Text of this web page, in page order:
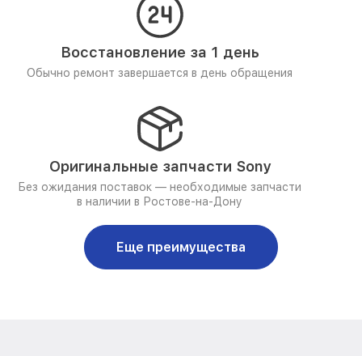
Восстановление за 1 день
Обычно ремонт завершается в день обращения
Оригинальные запчасти Sony
Без ожидания поставок — необходимые запчасти
в наличии в Ростове-на-Дону
Еще преимущества